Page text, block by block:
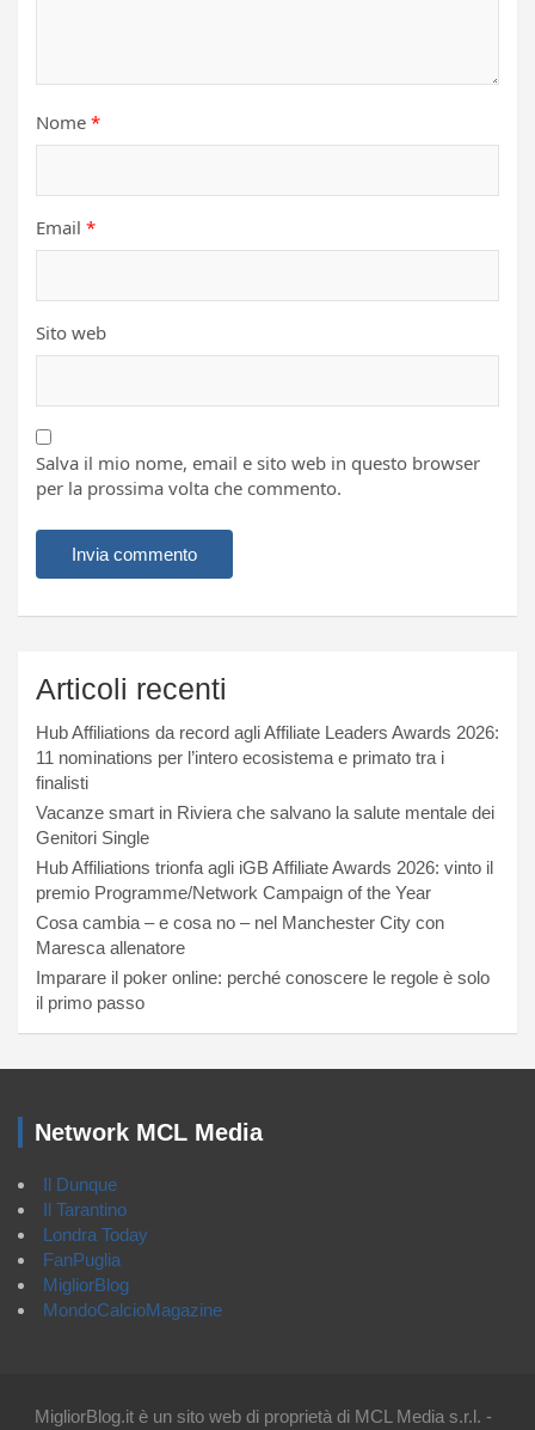
Nome *
Email *
Sito web
Salva il mio nome, email e sito web in questo browser
per la prossima volta che commento.
Articoli recenti
Hub Affiliations da record agli Affiliate Leaders Awards 2026:
11 nominations per l’intero ecosistema e primato tra i
finalisti
Vacanze smart in Riviera che salvano la salute mentale dei
Genitori Single
Hub Affiliations trionfa agli iGB Affiliate Awards 2026: vinto il
premio Programme/Network Campaign of the Year
Cosa cambia – e cosa no – nel Manchester City con
Maresca allenatore
Imparare il poker online: perché conoscere le regole è solo
il primo passo
Network MCL Media
Il Dunque
Il Tarantino
Londra Today
FanPuglia
MigliorBlog
MondoCalcioMagazine
MigliorBlog.it è un sito web di proprietà di MCL Media s.r.l. -